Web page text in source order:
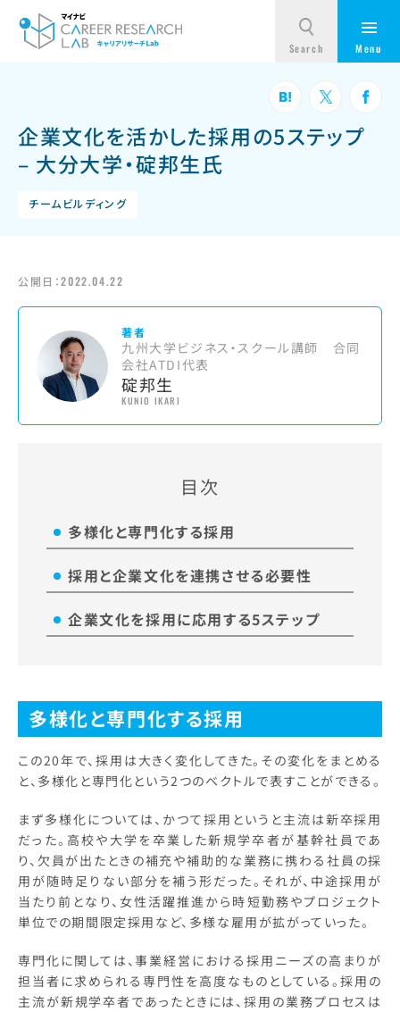
企業文化を活かした採用の5ステップ
– 大分大学・碇邦生氏
チームビルディング
公開日：2022.04.22
著者
九州大学ビジネス・スクール講師 合同
会社ATDI代表
碇邦生
KUNIO IKARI
目次
多様化と専門化する採用
採用と企業文化を連携させる必要性
企業文化を採用に応用する5ステップ
多様化と専門化する採用
この20年で、採用は大きく変化してきた。その変化をまとめる
と、多様化と専門化という2つのベクトルで表すことができる。
まず多様化については、かつて採用というと主流は新卒採用
だった。高校や大学を卒業した新規学卒者が基幹社員であ
り、欠員が出たときの補充や補助的な業務に携わる社員の採
用が随時足りない部分を補う形だった。それが、中途採用が
当たり前となり、女性活躍推進から時短勤務やプロジェクト
単位での期間限定採用など、多様な雇用が拡がっていった。
専門化に関しては、事業経営における採用ニーズの高まりが
担当者に求められる専門性を高度なものとしている。採用の
主流が新規学卒者であったときには、採用の業務プロセスは